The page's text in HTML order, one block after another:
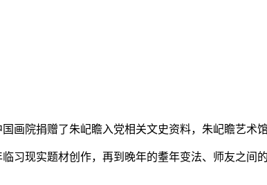
画院捐赠了朱屺瞻入党相关文史资料，朱屺瞻艺术
习现实题材创作，再到晚年的耋年变法、师友之间